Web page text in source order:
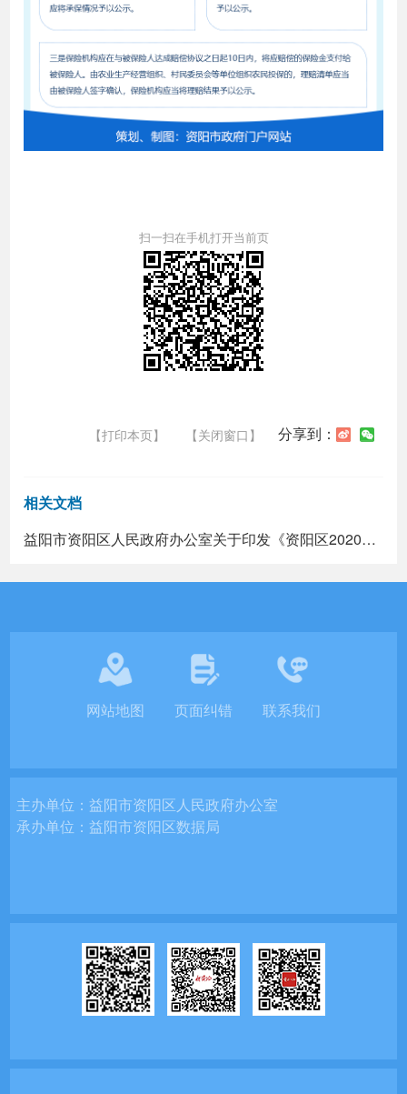
扫一扫在手机打开当前页
【打印本页】 【关闭窗口】 分享到：
相关文档
益阳市资阳区人民政府办公室关于印发《资阳区2020年度农业保险工作实施方案》的通知
网站地图 页面纠错 联系我们
主办单位：益阳市资阳区人民政府办公室
承办单位：益阳市资阳区数据局